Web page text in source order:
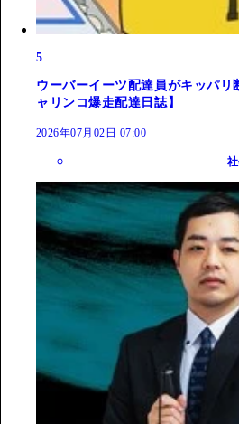
5
ウーバーイーツ配達員がキッパ
ャリンコ爆走配達日誌】
2026年07月02日 07:00